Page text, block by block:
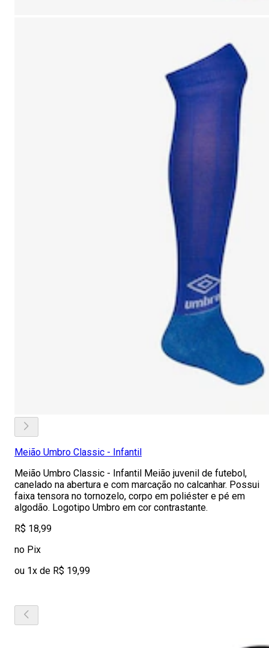
Meião Umbro Classic - Infantil
Meião Umbro Classic - Infantil Meião juvenil de futebol,
canelado na abertura e com marcação no calcanhar. Possui
faixa tensora no tornozelo, corpo em poliéster e pé em
algodão. Logotipo Umbro em cor contrastante.
R$ 18,99
no Pix
ou 1x de R$ 19,99